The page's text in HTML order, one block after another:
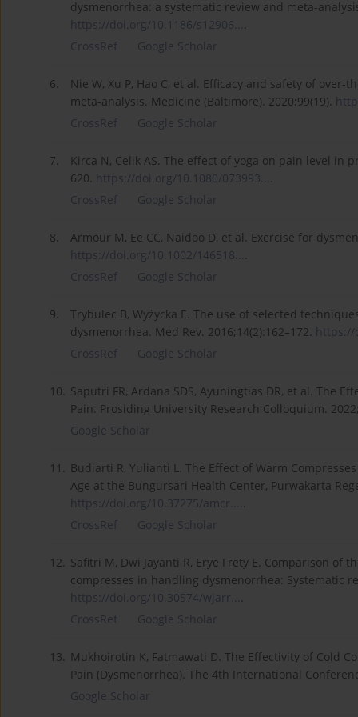
dysmenorrhea: a systematic review and meta-
https://doi.org/10.1186/s12906... .
CrossRef
Google Scholar
6.
Nie W, Xu P, Hao C, et al. Efficacy and safety of
meta-analysis. Medicine (Baltimore). 2020;99(19).
CrossRef
Google Scholar
7.
Kirca N, Celik AS. The effect of yoga on pain level in
620. https://doi.org/10.1080/073993... .
CrossRef
Google Scholar
8.
Armour M, Ee CC, Naidoo D, et al. Exercise for
https://doi.org/10.1002/146518... .
CrossRef
Google Scholar
9.
Trybulec B, Wyżycka E. The use of selected
dysmenorrhea. Med Rev. 2016;14(2):162–172. https://
CrossRef
Google Scholar
10. Saputri FR, Ardana SDS, Ayuningtias DR, et al. The
Pain. Prosiding University Research Colloquium.
Google Scholar
11. Budiarti R, Yulianti L. The Effect of Warm
Age at the Bungursari Health Center, Purwakarta
https://doi.org/10.37275/amcr.... .
CrossRef
Google Scholar
12. Safitri M, Dwi Jayanti R, Erye Frety E. Comparison of
compresses in handling dysmenorrhea: Systematic
https://doi.org/10.30574/wjarr... .
CrossRef
Google Scholar
13. Mukhoirotin K, Fatmawati D. The Effectivity of Cold
Pain (Dysmenorrhea). The 4th International
Google Scholar